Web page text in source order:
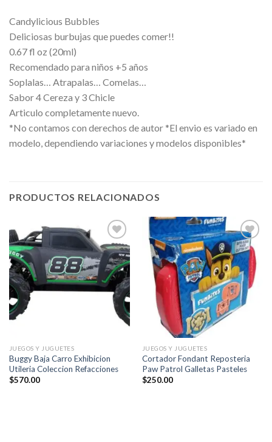
Candylicious Bubbles
Deliciosas burbujas que puedes comer!!
0.67 fl oz (20ml)
Recomendado para niños +5 años
Soplalas… Atrapalas… Comelas…
Sabor 4 Cereza y 3 Chicle
Articulo completamente nuevo.
*No contamos con derechos de autor *El envio es variado en
modelo, dependiendo variaciones y modelos disponibles*
PRODUCTOS RELACIONADOS
Añadir
a la
lista de
deseos
JUEGOS Y JUGUETES
Buggy Baja Carro Exhibicion
Utileria Coleccion Refacciones
$570.00
Añadir
a la
lista de
deseos
JUEGOS Y JUGUETES
Cortador Fondant Reposteria
Paw Patrol Galletas Pasteles
$250.00